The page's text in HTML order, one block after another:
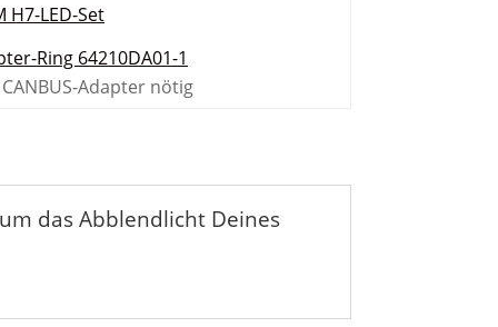
H7-LED-Set
Ring 64210DA01-1
Adapter nötig
das Abblendlicht Deines